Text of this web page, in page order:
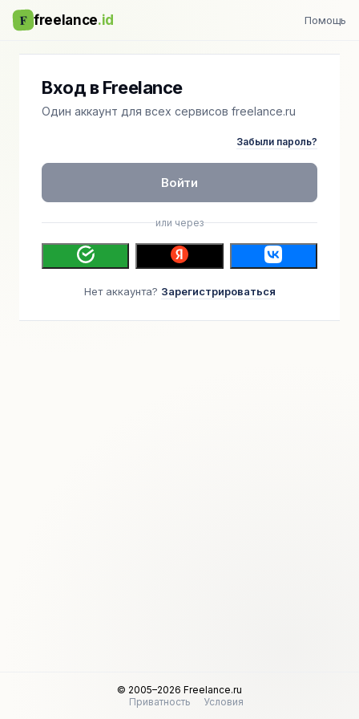
F freelance.id Помощь
Вход в Freelance
Один аккаунт для всех сервисов freelance.ru
Забыли пароль?
Войти
или через
Нет аккаунта? Зарегистрироваться
© 2005–2026 Freelance.ru
Приватность
Условия